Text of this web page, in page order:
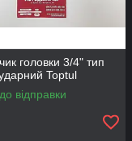
головки 3/4" тип
Toptul
відправки